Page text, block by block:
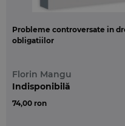
doctorale si post-
Probleme controversate in
obligatiilor
Florin Mangu
74,00 ron
Indisponibilă